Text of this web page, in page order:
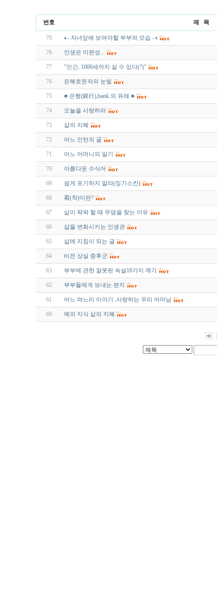
번호 제 목
79 ◐- 자녀앞에 보여야할 부부의 모습 -◑
78 인생은 미완성...
77 "인간, 1000세까지 살 수 있다(?)"
76 은혜로운자의 눈빛
75 ♣ 은행(銀行),bank.의 유래 ♣
74 오늘을 사랑하라
73 삶의 지혜
72 어느 인턴의 글
71 어느 어머니의 일기
70 아름다운 수식어
69 쉽게 포기하지 말라(징기스칸)
68 着(착)이란?
67 삶이 팍팍 할 때 무덤을 찾는 이유
66 삶을 변화시키는 인생관
65 삶에 지침이 되는 글
64 비전 상실 증후군
63 부부에 관한 잘못된 속설10가지 깨기
62 부부들에게 보내는 편지
61 어느 며느리 이야기..사랑하는 우리 어머님
60 예의 지식 삶의 지혜